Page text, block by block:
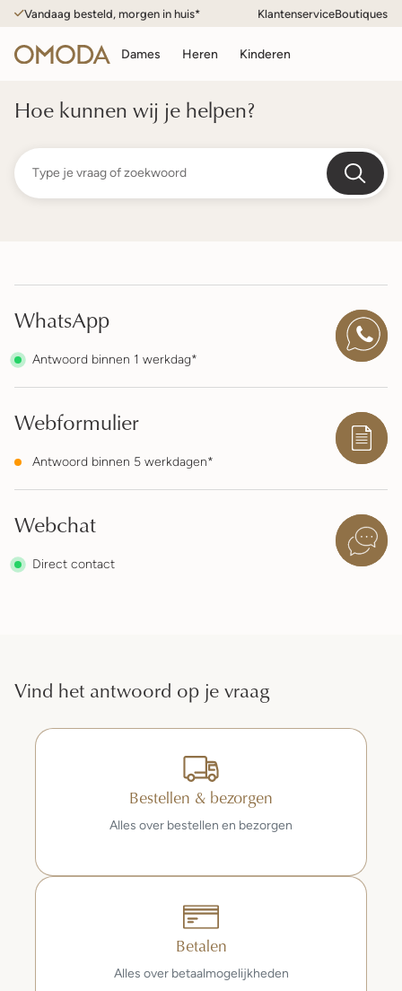
Vandaag besteld, morgen in huis* KlantenserviceBoutiques
Dames Heren Kinderen
Hoe kunnen wij je helpen?
WhatsApp
Antwoord binnen 1 werkdag*
Webformulier
Antwoord binnen 5 werkdagen*
Webchat
Direct contact
Vind het antwoord op je vraag
Bestellen & bezorgen
Alles over bestellen en bezorgen
Betalen
Alles over betaalmogelijkheden